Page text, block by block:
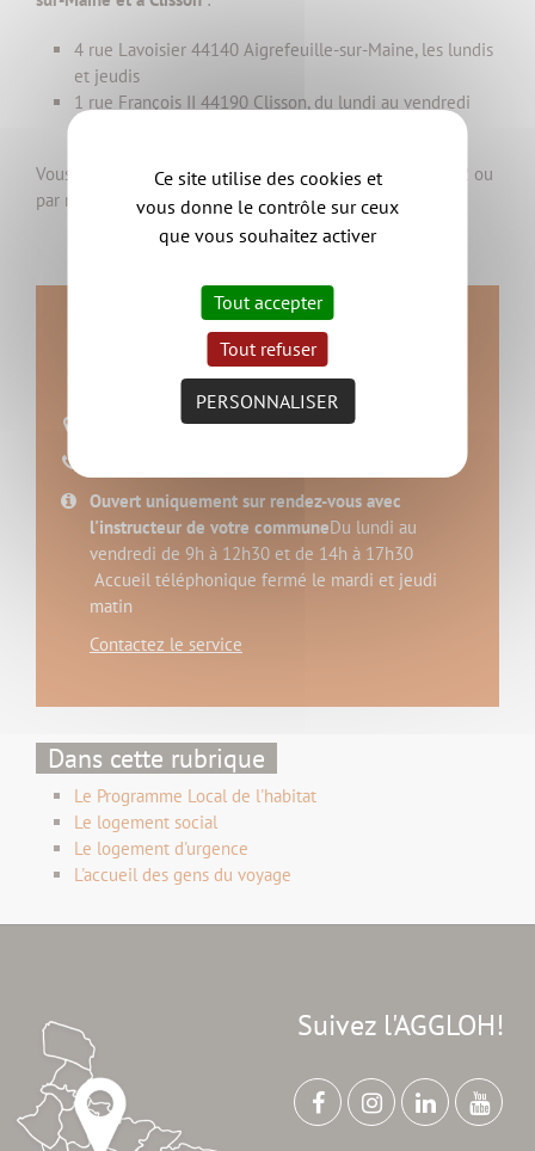
4 rue Lavoisier 44140 Aigrefeuille-sur-Maine, les lundis
et jeudis
1 rue François II 44190 Clisson, du lundi au vendredi
Vous pouvez les joindre par téléphone au02 40 54 02 12 ou
par mail :
eds.clisson-aigrefeuille@loire-atlantique.fr
Service Urbanisme et
13 rue des Ajoncs
Ouvert uniquement sur rendez-vous avec
l'instructeur de votre communeDu lundi au
vendredi de 9h à 12h30 et de 14h à 17h30
Accueil téléphonique fermé le mardi et jeudi
matin
Contactez le service
Dans cette rubrique
Le Programme Local de l'habitat
Le logement social
Le logement d'urgence
L'accueil des gens du voyage
Suivez l'AGGLOH!
Ce site utilise des cookies et
vous donne le contrôle sur ceux
que vous souhaitez activer
Tout accepter
Tout refuser
PERSONNALISER